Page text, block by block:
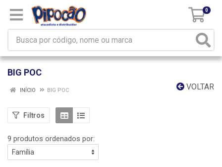
0
BIG POC
VOLTAR
INÍCIO BIG POC
Filtros
9 produtos ordenados por: